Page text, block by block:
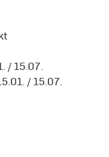
/ 15.07.
/ 15.07.